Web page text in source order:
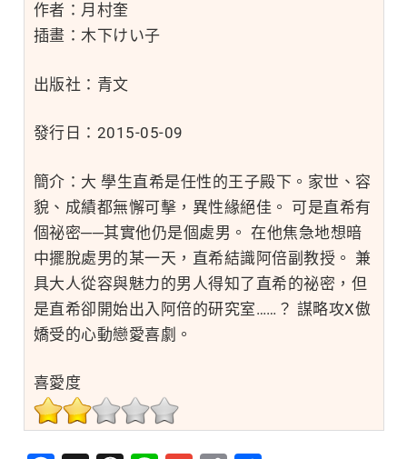
作者：月村奎
插畫：木下けい子
出版社：青文
發行日：2015-05-09
簡介：大 學生直希是任性的王子殿下。家世、容
貌、成績都無懈可擊，異性緣絕佳。 可是直希有
個祕密──其實他仍是個處男。 在他焦急地想暗
中擺脫處男的某一天，直希結識阿倍副教授。 兼
具大人從容與魅力的男人得知了直希的祕密，但
是直希卻開始出入阿倍的研究室……？ 謀略攻X傲
嬌受的心動戀愛喜劇。
喜愛度